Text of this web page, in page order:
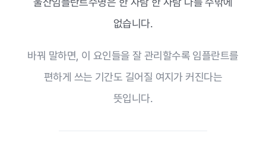
없습니다.
바꿔 말하면, 이 요인들을 잘 관리할수록 임플란트를
편하게 쓰는 기간도 길어질 여지가 커진다는
뜻입니다.